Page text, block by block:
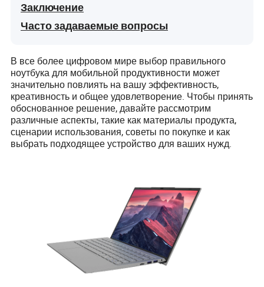
Заключение
Часто задаваемые вопросы
В все более цифровом мире выбор правильного
ноутбука для мобильной продуктивности может
значительно повлиять на вашу эффективность,
креативность и общее удовлетворение. Чтобы принять
обоснованное решение, давайте рассмотрим
различные аспекты, такие как материалы продукта,
сценарии использования, советы по покупке и как
выбрать подходящее устройство для ваших нужд.